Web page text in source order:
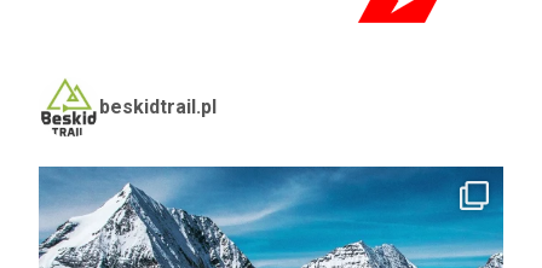
beskidtrail.pl